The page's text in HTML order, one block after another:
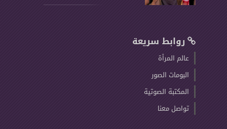
روابط سريعة
عالم المرأة
البومات الصور
المكتبة الصوتية
تواصل معنا